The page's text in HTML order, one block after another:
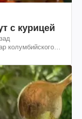
с курицей
колумбийского